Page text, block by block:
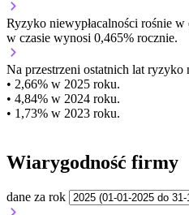
Ryzyko niewypłacalności rośnie w
w czasie wynosi 0,465% rocznie.
Na przestrzeni ostatnich lat ryzyko
• 2,66% w 2025 roku.
• 4,84% w 2024 roku.
• 1,73% w 2023 roku.
Wiarygodność firmy
dane za rok